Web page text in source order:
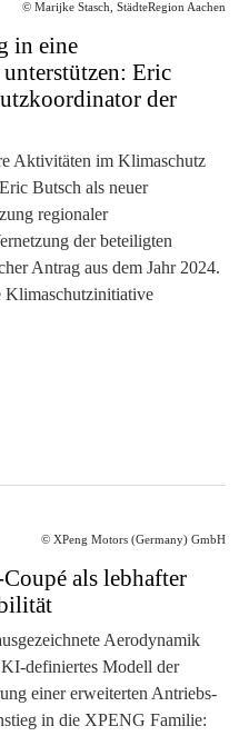
© Marijke Stasch, StädteRegion Aachen
in eine
Eric
der
Aktivitäten im Klimaschutz
Butsch als neuer
regionaler
der beteiligten
Antrag aus dem Jahr 2024.
Klimaschutzinitiative
© XPeng Motors (Germany) GmbH
als lebhafter
Aerodynamik
definiertes Modell der
einer erweiterten Antriebs-
in die XPENG Familie: